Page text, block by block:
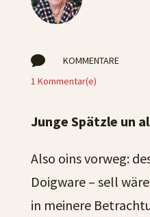

KOMMENTARE
1 Kommentar(e)
Junge Spätzle un
Also oins vorweg:
Doigware – sell
in meinere